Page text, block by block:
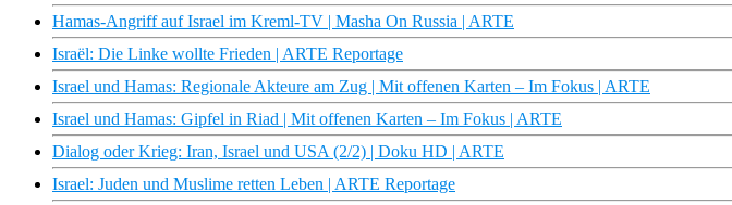
Hamas-Angriff auf Israel im Kreml-TV | Masha On Russia | ARTE
Israël: Die Linke wollte Frieden | ARTE Reportage
Israel und Hamas: Regionale Akteure am Zug | Mit offenen Karten – Im Fokus | ARTE
Israel und Hamas: Gipfel in Riad | Mit offenen Karten – Im Fokus | ARTE
Dialog oder Krieg: Iran, Israel und USA (2/2) | Doku HD | ARTE
Israel: Juden und Muslime retten Leben | ARTE Reportage